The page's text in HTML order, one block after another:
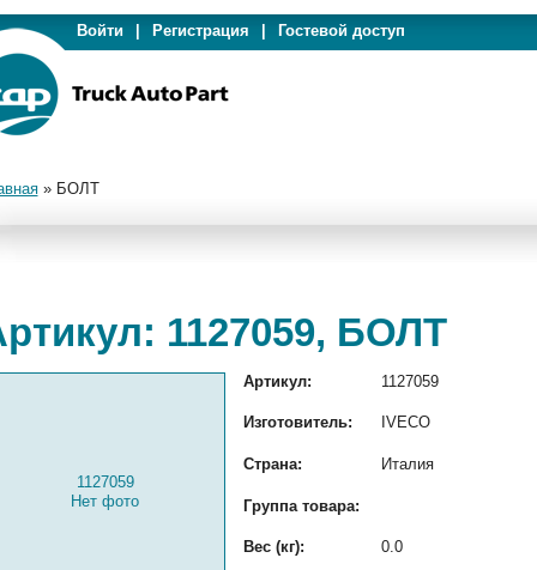
Войти Регистрация Гостевой доступ
» БОЛТ
1127059, БОЛТ
1127059
Нет фото
Артикул: 1127059
Изготовитель: IVECO
Страна: Италия
Группа товара:
Вес (кг): 0.0